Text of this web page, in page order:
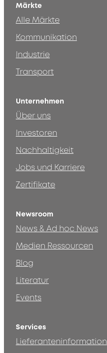
Märkte
Alle Märkte
Kommunikation
Industrie
Transport
Unternehmen
Über uns
Investoren
Nachhaltigkeit
Jobs und Karriere
Zertifikate
Newsroom
News & Ad hoc News
Medien Ressourcen
Blog
Literatur
Events
Services
Lieferanteninformation